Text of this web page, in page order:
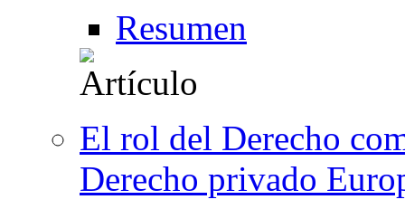
Resumen
El rol del Derecho
Derecho privado